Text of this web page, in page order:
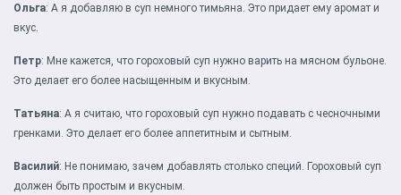
Ольга: А я добавляю в суп немного тимьяна. Это придает ему аромат и
вкус.
Петр: Мне кажется, что гороховый суп нужно варить на мясном бульоне.
Это делает его более насыщенным и вкусным.
Татьяна: А я считаю, что гороховый суп нужно подавать с чесночными
гренками. Это делает его более аппетитным и сытным.
Василий: Не понимаю, зачем добавлять столько специй. Гороховый суп
должен быть простым и вкусным.